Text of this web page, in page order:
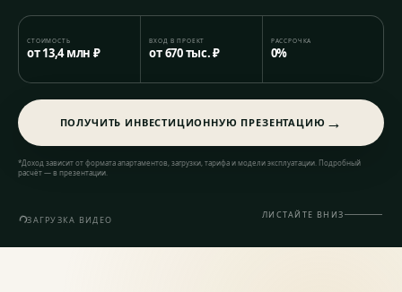
СТОИМОСТЬ
от 13,4 млн ₽
ВХОД В ПРОЕКТ
от 670 тыс. ₽
РАССРОЧКА
0%
ПОЛУЧИТЬ ИНВЕСТИЦИОННУЮ ПРЕЗЕНТАЦИЮ →
*Доход зависит от формата апартаментов, загрузки, тарифа и модели эксплуатации. Подробный
расчёт — в презентации.
ЗАГРУЗКА ВИДЕО ЛИСТАЙТЕ ВНИЗ